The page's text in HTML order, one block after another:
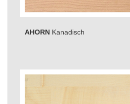
AHORN Kanadisch